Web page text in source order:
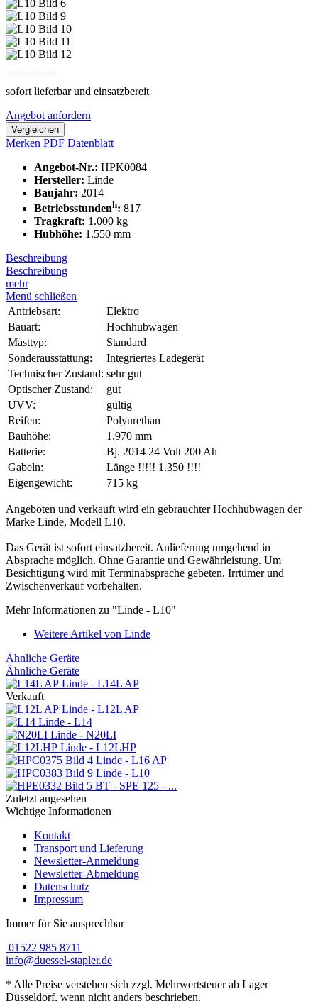
sofort lieferbar und einsatzbereit
Angebot anfordern
Vergleichen
Merken PDF Datenblatt
Angebot-Nr.: HPK0084
Hersteller: Linde
Baujahr: 2014
Betriebsstundenh: 817
Tragkraft: 1.000 kg
Hubhöhe: 1.550 mm
Beschreibung
Beschreibung
mehr
Menü schließen
Antriebsart:
Elektro
Bauart:
Hochhubwagen
Masttyp:
Standard
Sonderausstattung:
Integriertes Ladegerät
Technischer Zustand: sehr gut
Optischer Zustand:
gut
UVV:
gültig
Reifen:
Polyurethan
Bauhöhe:
1.970 mm
Batterie:
Bj. 2014 24 Volt 200 Ah
Gabeln:
Länge !!!!! 1.350 !!!!
Eigengewicht:
715 kg
Angeboten und verkauft wird ein gebrauchter Hochhubwagen der
Marke Linde, Modell L10.
Das Gerät ist sofort einsatzbereit. Anlieferung umgehend in
Absprache möglich. Ohne Garantie und Gewährleistung. Um
Besichtigung wird mit Terminabsprache gebeten. Irrtümer und
Zwischenverkauf vorbehalten.
Mehr Informationen zu "Linde - L10"
Weitere Artikel von Linde
Ähnliche Geräte
Ähnliche Geräte
Linde - L14L AP
Verkauft
Linde - L12L AP
Linde - L14
Linde - N20LI
Linde - L12LHP
Linde - L16 AP
Linde - L10
BT - SPE 125 - ...
Zuletzt angesehen
Wichtige Informationen
Kontakt
Transport und Lieferung
Newsletter-Anmeldung
Newsletter-Abmeldung
Datenschutz
Impressum
Immer für Sie ansprechbar
01522 985 8711
info@duessel-stapler.de
* Alle Preise verstehen sich zzgl. Mehrwertsteuer ab Lager
Düsseldorf, wenn nicht anders beschrieben.